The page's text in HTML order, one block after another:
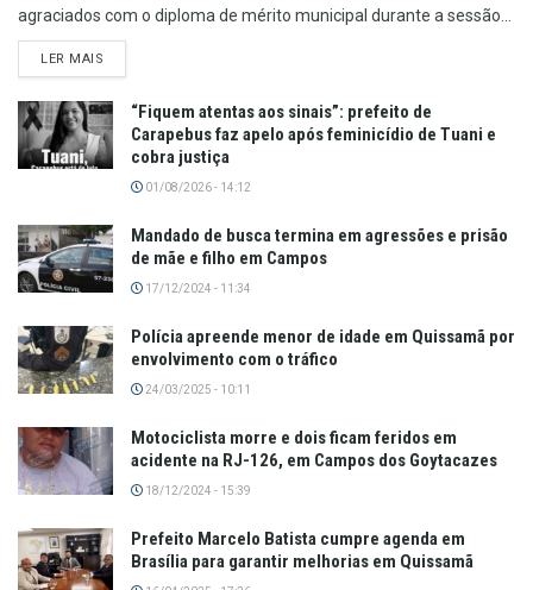
agraciados com o diploma de mérito municipal durante a sessão...
LER MAIS
“Fiquem atentas aos sinais”: prefeito de
Carapebus faz apelo após feminicídio de Tuani e
cobra justiça
01/08/2026 - 14:12
Mandado de busca termina em agressões e prisão
de mãe e filho em Campos
17/12/2024 - 11:34
Polícia apreende menor de idade em Quissamã por
envolvimento com o tráfico
24/03/2025 - 10:11
Motociclista morre e dois ficam feridos em
acidente na RJ-126, em Campos dos Goytacazes
18/12/2024 - 15:39
Prefeito Marcelo Batista cumpre agenda em
Brasília para garantir melhorias em Quissamã